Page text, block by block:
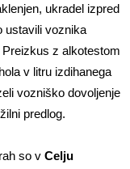
ukradel izpred
ustavili voznika
z alkotestom
v litru izdihanega
vozniško dovoljenje
predlog.
so v Celju